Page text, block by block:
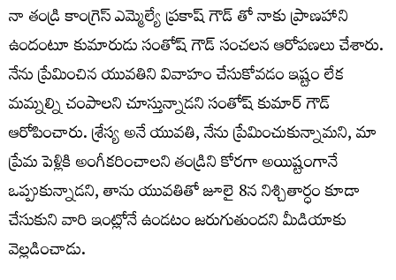
నా తండ్రి కాంగ్రెస్ ఎమ్మెల్యే ప్రకాష్ గౌడ్ తో నాకు ప్రాణహాని
ఉందంటూ కుమారుడు సంతోష్ గౌడ్ సంచలన ఆరోపణలు చేశారు.
నేను ప్రేమించిన యువతిని వివాహం చేసుకోవడం ఇష్టం లేక
మమ్నల్ని చంపాలని చూస్తున్నాడని సంతోష్ కుమార్ గౌడ్
ఆరోపించారు. శ్రేస్య అనే యువతి, నేను ప్రేమించుకున్నామని, మా
ప్రేమ పెళ్లికి అంగీకరించాలని తండ్రిని కోరగా అయిష్టంగానే
ఒప్పుకున్నాడని, తాను యువతితో జూలై 8న నిశ్చితార్ధం కూడా
చేసుకుని వారి ఇంట్లోనే ఉండటం జరుగుతుందని మీడియాకు
వెల్లడించాడు.